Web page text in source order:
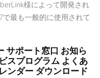
様によって開発され
最も一般的に使用されて
サポート窓口 お知ら
スプログラム よくあ
ンダー ダウンロード